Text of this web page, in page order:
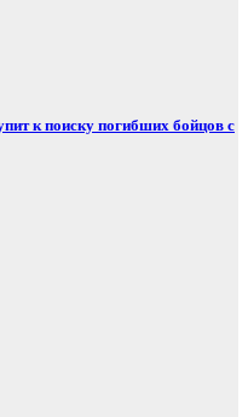
к поиску погибших бойцов с